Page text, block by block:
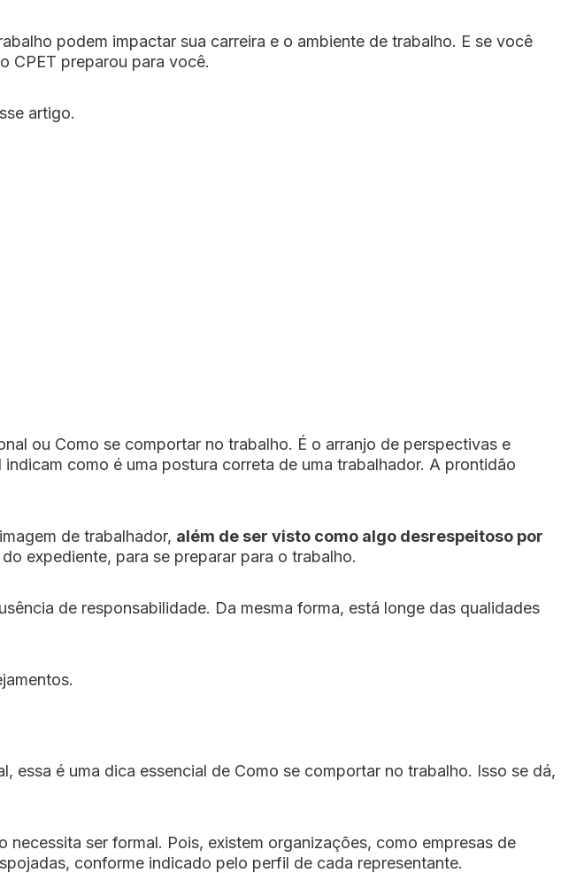
podem impactar sua carreira e o ambiente de trabalho. E se você
CPET preparou para você.
artigo.
ou Como se comportar no trabalho. É o arranjo de perspectivas e
como é uma postura correta de uma trabalhador. A prontidão
de trabalhador, além de ser visto como algo desrespeitoso por
expediente, para se preparar para o trabalho.
de responsabilidade. Da mesma forma, está longe das qualidades
é uma dica essencial de Como se comportar no trabalho. Isso se dá,
ser formal. Pois, existem organizações, como empresas de
conforme indicado pelo perfil de cada representante.